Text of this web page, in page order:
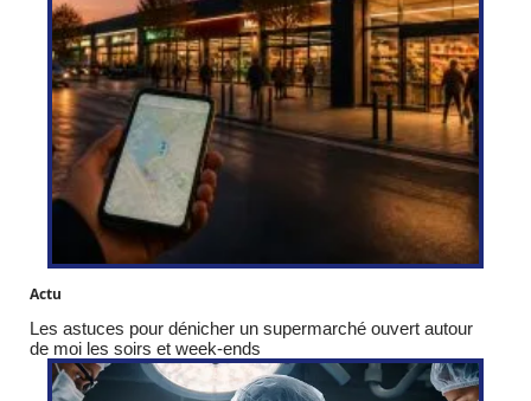
Actu
Les astuces pour dénicher un supermarché ouvert autour
de moi les soirs et week-ends